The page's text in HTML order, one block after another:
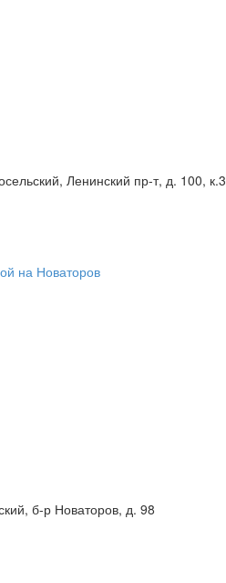
Ленинский пр-т, д. 100, к.3
на Новаторов
б-р Новаторов, д. 98